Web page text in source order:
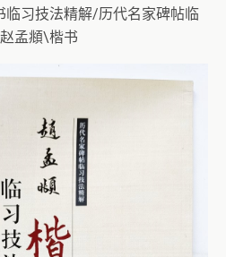
习技法精解/历代名家碑帖临
孟頫\楷书